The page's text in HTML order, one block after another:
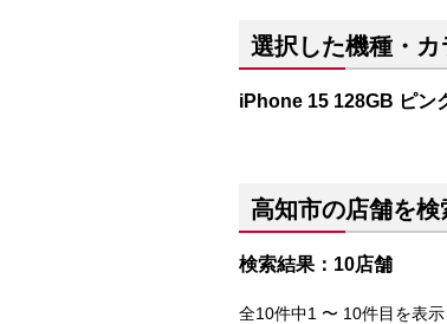
選択した機種・カ
iPhone 15 128GB ピン
高知市の店舗を
検索結果：10店舗
全10件中1 〜 10件目を表